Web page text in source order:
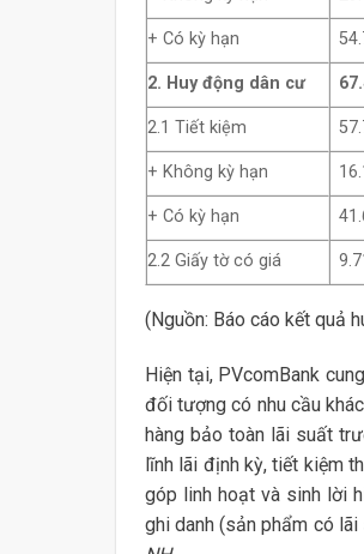
+ Có kỳ hạn
2. Huy động dân cư
2.1 Tiết kiệm
+ Không kỳ hạn
+ Có kỳ hạn
2.2 Giấy tờ có giá
(Nguồn: Báo cáo kết quả
Hiện tại, PVcomBank
đối tượng có nhu cầu
hàng bảo toàn lãi suất
lĩnh lãi định kỳ, tiết kiệm
góp linh hoạt và sinh lời
ghi danh (sản phẩm có